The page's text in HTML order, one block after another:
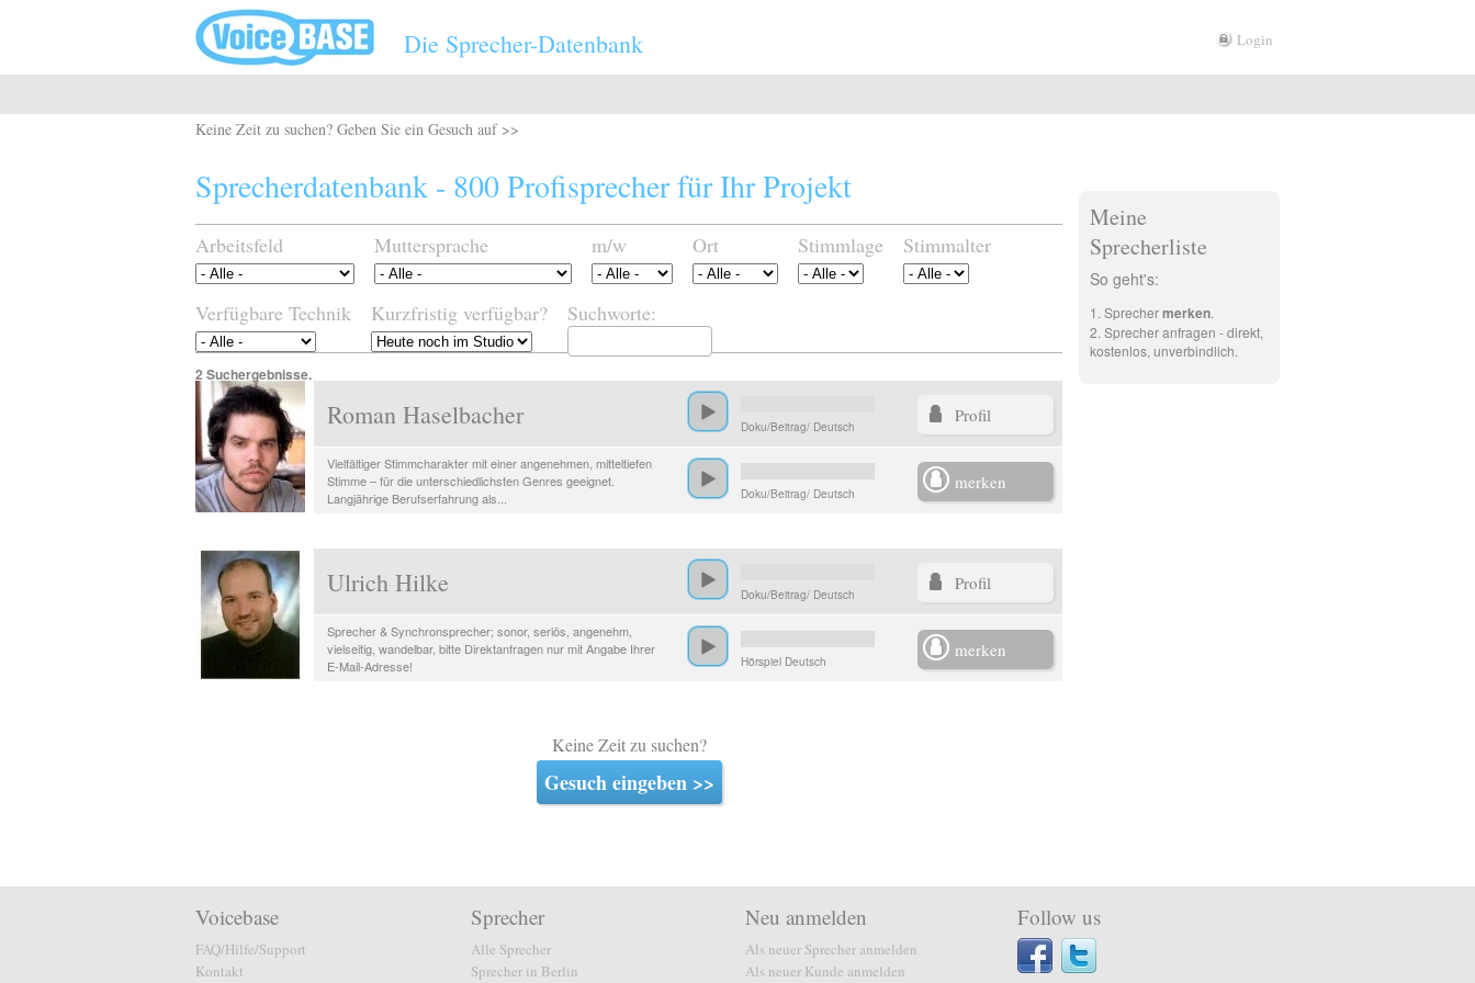
Die Sprecher-Datenbank Login
Keine Zeit zu suchen? Geben Sie ein Gesuch auf >>
Sprecherdatenbank - 800 Profisprecher für Ihr Projekt
2 Suchergebnisse.
Arbeitsfeld Muttersprache m/w Ort Stimmlage Stimmalter
Verfügbare Technik Kurzfristig verfügbar? Suchworte:
Roman Haselbacher Doku/Beitrag/ Deutsch
Profil
Vielfältiger Stimmcharakter mit einer angenehmen, mitteltiefen
Stimme – für die unterschiedlichsten Genres geeignet.
Langjährige Berufserfahrung als...
Doku/Beitrag/ Deutsch
merken
Ulrich Hilke Doku/Beitrag/ Deutsch
Profil
Sprecher & Synchronsprecher; sonor, seriös, angenehm,
vielseitig, wandelbar, bitte Direktanfragen nur mit Angabe Ihrer
E-Mail-Adresse!
Hörspiel Deutsch
merken
Keine Zeit zu suchen?
Gesuch eingeben >>
Meine
Sprecherliste
So geht's:
Sprechermerken.
Sprecher anfragen - direkt,
kostenlos, unverbindlich.
Voicebase
FAQ/Hilfe/Support
Kontakt
Sprecher
Alle Sprecher
Sprecher in Berlin
Neu anmelden
Als neuer Sprecher anmelden
Als neuer Kunde anmelden
Follow us